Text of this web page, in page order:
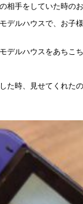
相手をしていた時のお
デルハウスで、お子
デルハウスをあちこ
た時、見せてくれた